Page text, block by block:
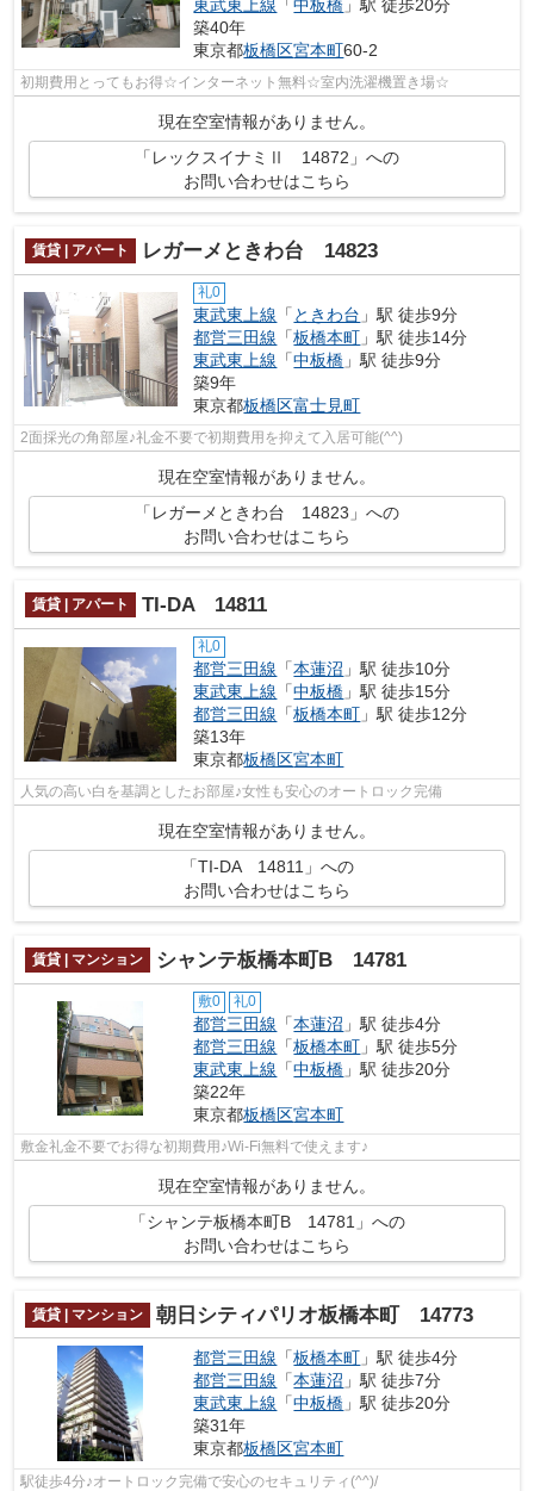
東武東上線 「中板橋 」駅 徒歩20分
築40年
東京都板橋区宮本町60-2
初期費用とってもお得☆インターネット無料☆室内洗濯機置き場☆
現在空室情報がありません。
「レックスイナミⅡ 14872」への
お問い合わせはこちら
賃貸 | アパート レガーメときわ台 14823
礼0
東武東上線 「 ときわ台 」駅 徒歩9分
都営三田線 「板橋本町 」駅 徒歩14分
東武東上線 「中板橋 」駅 徒歩9分
築9年
東京都板橋区富士見町
2面採光の角部屋♪礼金不要で初期費用を抑えて入居可能(^^)
現在空室情報がありません。
「レガーメときわ台 14823」への
お問い合わせはこちら
賃貸 | アパート TI-DA 14811
礼0
都営三田線 「本蓮沼 」駅 徒歩10分
東武東上線 「中板橋 」駅 徒歩15分
都営三田線 「板橋本町 」駅 徒歩12分
築13年
東京都板橋区宮本町
人気の高い白を基調としたお部屋♪女性も安心のオートロック完備
現在空室情報がありません。
「TI-DA 14811」への
お問い合わせはこちら
賃貸 | マンション シャンテ板橋本町B 14781
敷0 礼0
都営三田線 「本蓮沼 」駅 徒歩4分
都営三田線 「板橋本町 」駅 徒歩5分
東武東上線 「中板橋 」駅 徒歩20分
築22年
東京都板橋区宮本町
敷金礼金不要でお得な初期費用♪Wi-Fi無料で使えます♪
現在空室情報がありません。
「シャンテ板橋本町B 14781」への
お問い合わせはこちら
賃貸 | マンション 朝日シティパリオ板橋本町 14773
都営三田線 「板橋本町 」駅 徒歩4分
都営三田線 「本蓮沼 」駅 徒歩7分
東武東上線 「中板橋 」駅 徒歩20分
築31年
東京都板橋区宮本町
駅徒歩4分♪オートロック完備で安心のセキュリティ(^^)/